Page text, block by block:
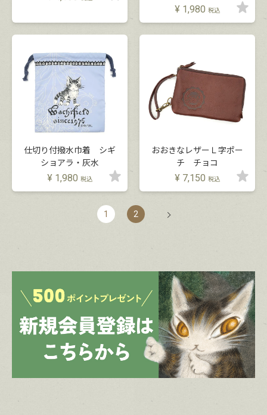
¥ 1,980 税込
仕切り付撥水巾着 シギ
ショアラ・灰水
¥ 1,980 税込
おおきなレザーＬ字ポー
チ チョコ
¥ 7,150 税込
1 2